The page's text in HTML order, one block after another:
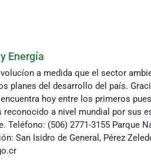
Energía
a medida que el sector
planes del desarrollo del país.
hoy entre los primeros
a nivel mundial por sus
(506) 2771-3155 Parque
San Isidro de General, Pérez